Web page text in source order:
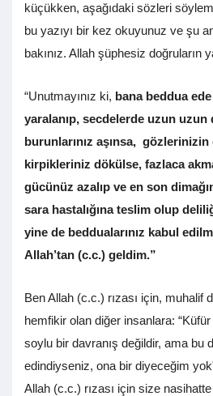
küçükken, aşağıdaki sözleri
bu yazıyı bir kez okuyunuz ve şu
bakınız. Allah şüphesiz doğruların
“Unutmayınız ki, bana beddua
yaralanıp, secdelerde uzun uzun
burunlarınız aşınsa,
kirpikleriniz dökülse, fazlaca
gücünüz azalıp ve en son
sara hastalığına teslim olup
yine de beddualarınız kabul
Allah’tan (c.c.) geldim.”
Ben Allah (c.c.) rızası için, muhalif
hemfikir olan diğer insanlara:
soylu bir davranış değildir, ama bu
edindiyseniz, ona bir diyeceğim
Allah (c.c.) rızası için size